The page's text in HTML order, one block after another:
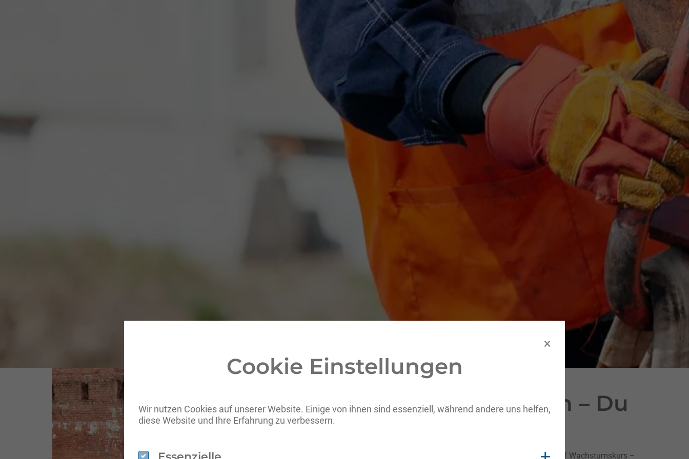
Wir lieben
Herausforderungen – Du
Zu schwer? Gibt’s bei uns nicht! Die STELZER GmbH ist auf Wachstumskurs –
Cookie Einstellungen
Wir nutzen Cookies auf unserer Website. Einige von ihnen sind essenziell, während andere uns helfen,
diese Website und Ihre Erfahrung zu verbessern.
Essenzielle Cookies anzeigen